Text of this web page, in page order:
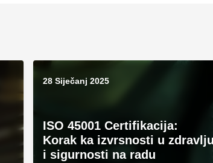
28 Siječanj 2025
ISO 45001 Certifikacija:
Korak ka izvrsnosti u
i sigurnosti na radu